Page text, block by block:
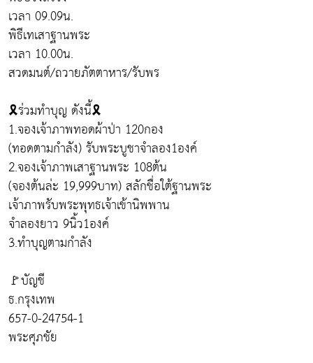
เวลา 09.09น.
พิธีเทเสาฐานพระ
เวลา 10.00น.
สวดมนต์/ถวายภัตตาหาร/รับพร
🎗ร่วมทำบุญ ดังนี้🎗
1.จองเจ้าภาพทอดผ้าป่า 120กอง
(ทอดตามกำลัง) รับพระบูชาจำลอง1องค์
2.จองเจ้าภาพเสาฐานพระ 108ต้น
(จองต้นล่ะ 19,999บาท) สลักชื่อใต้ฐานพระ
เจ้าภาพรับพระพุทธเจ้าเข้านิพพาน
จำลองยาว 9นิ้ว1องค์
3.ทำบุญตามกำลัง
🚩บัญชี
ธ.กรุงเทพ
657-0-24754-1
พระศุภชัย